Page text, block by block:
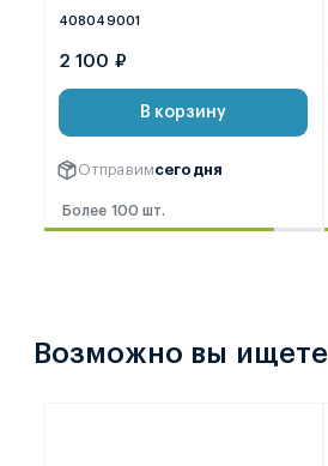
408049001
2 100 ₽
В корзину
Отправимсегодня
Более 100 шт.
Возможно вы ищете